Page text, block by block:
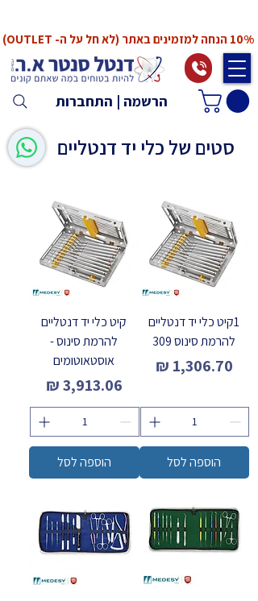
הרשמה | התחברות
10% הנחה למזמינים באתר (לא חל על ה- OUTLET)
סטים של כלי יד דנטליים
1קיט כלי יד דנטליים
להרמת סינוס 309
מחיר
הוספה לסל
קיט כלי יד דנטליים
להרמת סינוס -
אוסטאוטומים
מחיר
הוספה לסל